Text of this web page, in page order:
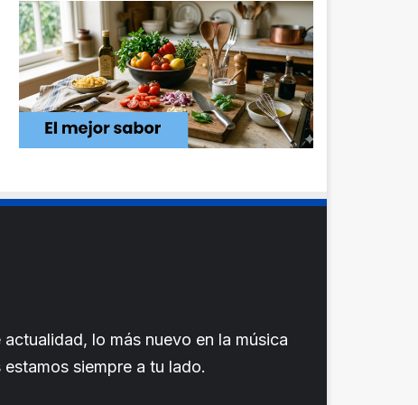
lo más nuevo en la música
siempre a tu lado.